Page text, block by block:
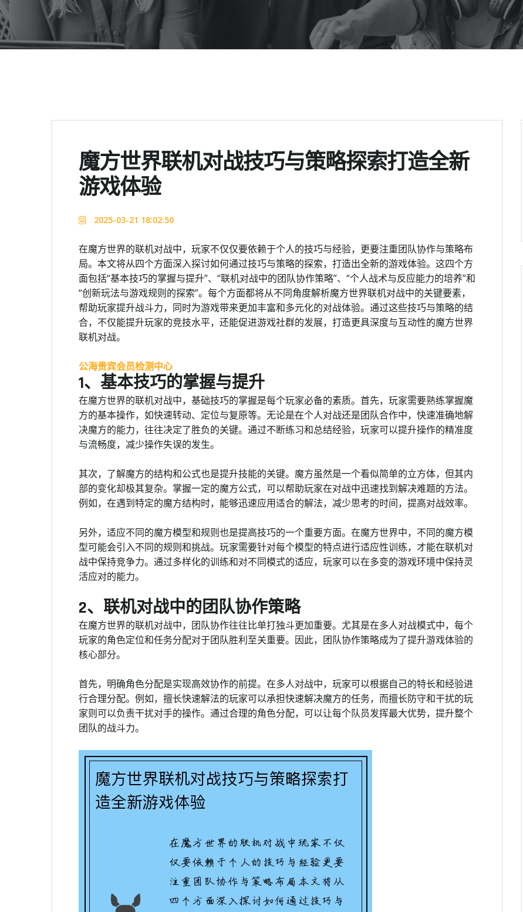
魔方世界联机对战技巧与策略探索打造全新
游戏体验
2025-03-21 18:02:50
在魔方世界的联机对战中，玩家不仅仅要依赖于个人的技巧与经验，更要注重团队协作与策略布
局。本文将从四个方面深入探讨如何通过技巧与策略的探索，打造出全新的游戏体验。这四个方
面包括“基本技巧的掌握与提升”、“联机对战中的团队协作策略”、“个人战术与反应能力的培养”和
“创新玩法与游戏规则的探索”。每个方面都将从不同角度解析魔方世界联机对战中的关键要素，
帮助玩家提升战斗力，同时为游戏带来更加丰富和多元化的对战体验。通过这些技巧与策略的结
合，不仅能提升玩家的竞技水平，还能促进游戏社群的发展，打造更具深度与互动性的魔方世界
联机对战。
公海贵宾会员检测中心
1、基本技巧的掌握与提升
在魔方世界的联机对战中，基础技巧的掌握是每个玩家必备的素质。首先，玩家需要熟练掌握魔
方的基本操作，如快速转动、定位与复原等。无论是在个人对战还是团队合作中，快速准确地解
决魔方的能力，往往决定了胜负的关键。通过不断练习和总结经验，玩家可以提升操作的精准度
与流畅度，减少操作失误的发生。
其次，了解魔方的结构和公式也是提升技能的关键。魔方虽然是一个看似简单的立方体，但其内
部的变化却极其复杂。掌握一定的魔方公式，可以帮助玩家在对战中迅速找到解决难题的方法。
例如，在遇到特定的魔方结构时，能够迅速应用适合的解法，减少思考的时间，提高对战效率。
另外，适应不同的魔方模型和规则也是提高技巧的一个重要方面。在魔方世界中，不同的魔方模
型可能会引入不同的规则和挑战。玩家需要针对每个模型的特点进行适应性训练，才能在联机对
战中保持竞争力。通过多样化的训练和对不同模式的适应，玩家可以在多变的游戏环境中保持灵
活应对的能力。
2、联机对战中的团队协作策略
在魔方世界的联机对战中，团队协作往往比单打独斗更加重要。尤其是在多人对战模式中，每个
玩家的角色定位和任务分配对于团队胜利至关重要。因此，团队协作策略成为了提升游戏体验的
核心部分。
首先，明确角色分配是实现高效协作的前提。在多人对战中，玩家可以根据自己的特长和经验进
行合理分配。例如，擅长快速解法的玩家可以承担快速解决魔方的任务，而擅长防守和干扰的玩
家则可以负责干扰对手的操作。通过合理的角色分配，可以让每个队员发挥最大优势，提升整个
团队的战斗力。